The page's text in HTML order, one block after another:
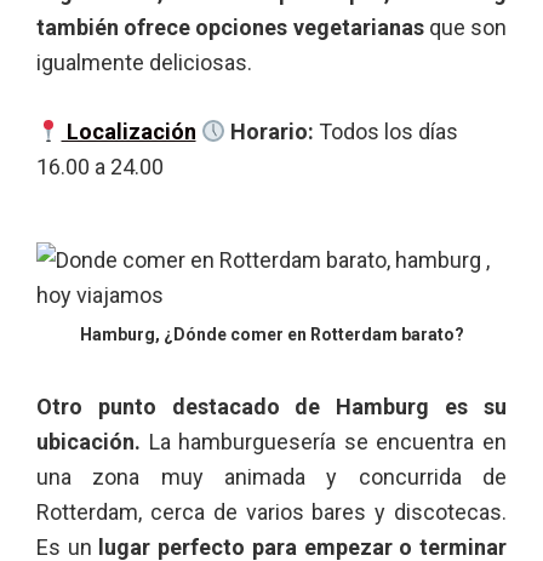
también ofrece opciones vegetarianasque son
igualmente deliciosas.
Localización Horario: Todos los días
16.00 a 24.00
Hamburg, ¿Dónde comer en Rotterdam barato?
Otro punto destacado de Hamburg es su
ubicación. La hamburguesería se encuentra en
una zona muy animada y concurrida de
Rotterdam, cerca de varios bares y discotecas.
Es un lugar perfecto para empezar o terminar